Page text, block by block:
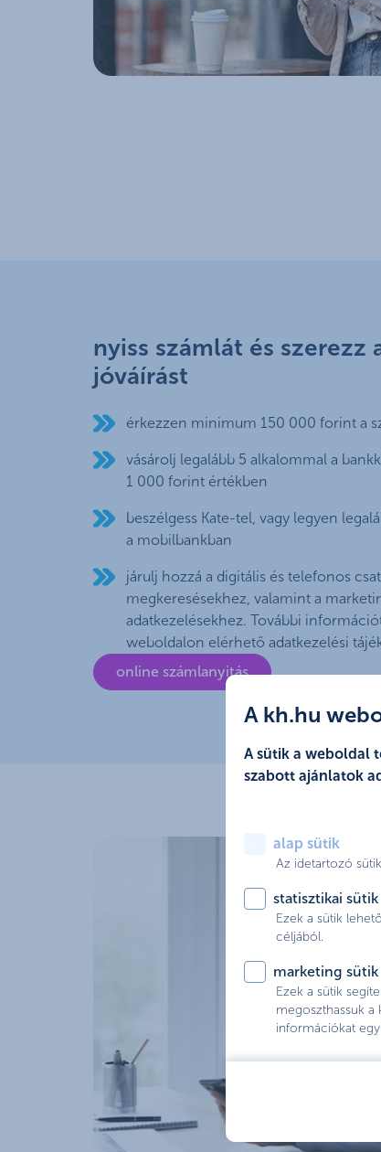
A kh.hu
A sütik a weboldal
szabott ajánlatok
alap sütik
Az idetartozó
statisztikai sütik
Ezek a sütik
céljából.
marketing sütik
Ezek a sütik
megoszthassuk
információkat
nyiss számlát és szerezz
jóváírást
érkezzen minimum 150 000 forint a
vásárolj legalább 5 alkalommal a
1 000 forint értékben
beszélgess Kate-tel, vagy legyen
a mobilbankban
járulj hozzá a digitális és telefonos
megkeresésekhez, valamint a
adatkezelésekhez. További
weboldalon elérhető adatkezelési
online számlanyitás